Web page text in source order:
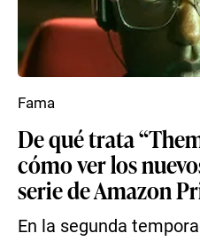
De qué trata
cómo ver los
serie de Amazon
En la segunda
Fama